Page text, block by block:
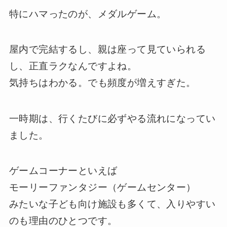
特にハマったのが、メダルゲーム。
屋内で完結するし、親は座って見ていられる
し、正直ラクなんですよね。
気持ちはわかる。でも頻度が増えすぎた。
一時期は、行くたびに必ずやる流れになってい
ました。
ゲームコーナーといえば
モーリーファンタジー（ゲームセンター）
みたいな子ども向け施設も多くて、入りやすい
のも理由のひとつです。